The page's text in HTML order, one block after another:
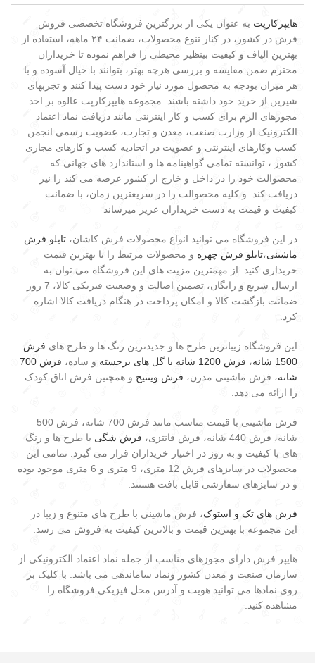
هایپرکارپت به عنوان یکی از بزرگترین فروشگاه تخصصی فروش
فرش در کشور، در کنار تنوع محصولات، ضمانت ۲۴ ماهه، استفاده از
بهترین الیاف و کیفیت بینظیر محیطی را فراهم نموده تا خریداران
محترم ضمن مقایسه و بررسی هرچه بهتر، بتوانند با خیال آسوده و با
هر میزان بودجه به محصول مورد نیاز خود دست پیدا کنند و تجربهای
شیرین از خرید خود داشته باشند. مجموعه هایپرکارپت عالوه بر اخذ
مجوزهای الزم برای کسب و کار اینترنتی مانند دریافت نماد اعتماد
الکترونیک از وزارت صنعت، معدن و تجارت، عضویت رسمی انجمن
کسب وکارهای اینترنتی و عضویت در اتحادیه کسب و کارهای مجازی
کشور ، توانسته تمامی گواهینامه ها و استاندارد های جهانی که
محصوالت خود را در داخل و خارج از کشور عرضه می کند را نیز
دریافت کند. و کلیه محصوالت را در سریعترین زمان، با ضمانت
کیفیت و قیمت به دست خریداران عزیز میرساند
در این فروشگاه می توانید انواع محصولات فرش کاشان، تابلو فرش
ماشینی،تابلو فرش چهره و محصولات مرتبط را با بهترین قیمت
خریداری کنید. از مهمترین مزیت های این فروشگاه می توان به
ارسال سریع و رایگان، تضمین اصالت و وضعیت فیزیکی کالا، 7 روز
ضمانت بازگشت کالا و امکان پرداخت در هنگام دریافت کالا اشاره
کرد.
این فروشگاه زیباترین طرح ها و جدیدترین رنگ ها و طرح های فرش
1500 شانه
، فرش 1200 شانه با گل های برجسته و ساده،
فرش 700
شانه، فرش ماشینی مدرن، فرش وینتیج و همچنین فرش اتاق کودک
را ارائه می دهد.
فرش ماشینی با قیمت مناسب مانند فرش 700 شانه، فرش 500
شانه، فرش 440 شانه، فرش فانتزی،
فرش شگی با طرح ها و رنگ
های با کیفیت و به روز در اختیار خریداران قرار می گیرد. تمامی این
محصولات در سایزهای فرش 12 متری، 9 متری و 6 متری موجود بوده
و در سایزهای سفارشی قابل بافت هستند.
فرش های تک و استوک، فرش ماشینی با طرح های متنوع و زیبا در
این مجموعه با بهترین قیمت و بالاترین کیفیت به فروش می رسد.
هایپر فرش دارای مجوزهای مناسب از جمله نماد اعتماد الکترونیکی از
سازمان صنعت و معدن کشور ونماد ساماندهی می باشد. با کلیک بر
روی نمادها می توانید هویت و آدرس محل فیزیکی فروشگاه را
مشاهده کنید.